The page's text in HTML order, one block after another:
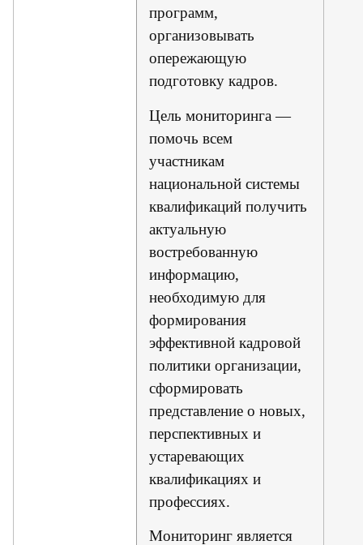
программ,
организовывать
опережающую
подготовку кадров.
Цель мониторинга —
помочь всем
участникам
национальной системы
квалификаций получить
актуальную
востребованную
информацию,
необходимую для
формирования
эффективной кадровой
политики организации,
сформировать
представление о новых,
перспективных и
устаревающих
квалификациях и
профессиях.
Мониторинг является